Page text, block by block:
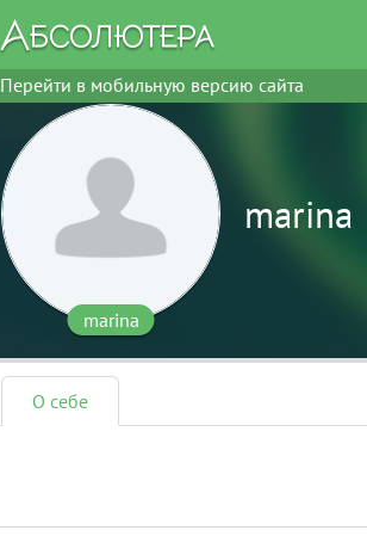
Перейти в мобильную версию сайта
marina
marina
О себе